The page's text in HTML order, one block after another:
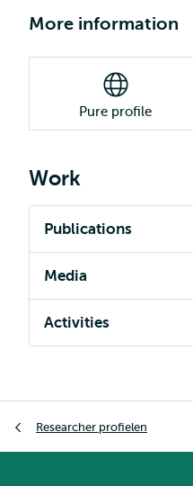
More information
Pure profile
Work
Publications
Media
Activities
Researcher profielen